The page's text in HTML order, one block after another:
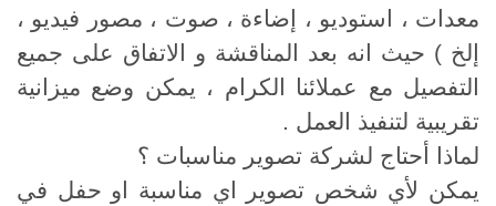
معدات ، استوديو ، إضاءة ، صوت ، مصور فيديو ،
إلخ ) حيث انه بعد المناقشة و الاتفاق على جميع
التفصيل مع عملائنا الكرام ، يمكن وضع ميزانية
تقريبية لتنفيذ العمل .
لماذا أحتاج لشركة تصوير مناسبات ؟
يمكن لأي شخص تصوير اي مناسبة او حفل في